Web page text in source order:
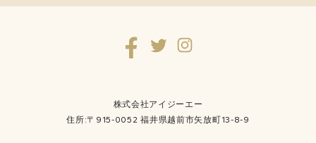
株式会社アイジーエー
住所:〒915-0052 福井県越前市矢放町13-8-9